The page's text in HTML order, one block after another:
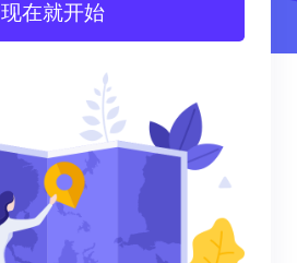
现在就开始